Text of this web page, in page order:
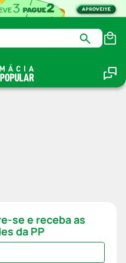
se e receba as
da PP